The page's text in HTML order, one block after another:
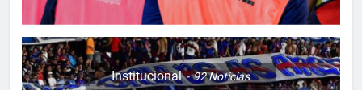
Institucional 92Noticias